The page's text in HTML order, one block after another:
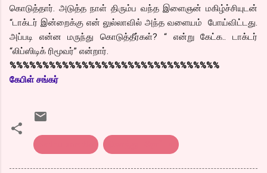
கொடுத்தார். அடுத்த நாள் திரும்ப வந்த இளைஞன் மகிழ்ச்சியுடன்
“டாக்டர் இன்றைக்கு என் லுல்லாவில் அந்த வளையம் போய்விட்டது.
அப்படி என்ன மருந்து கொடுத்தீர்கள்? “ என்று கேட்க.. டாக்டர்
“லிப்ஸிடிக் ரிமூவர்” என்றார்.
%%%%%%%%%%%%%%%%%%%%%%%%%%%%%%%%
கேபிள் சங்கர்